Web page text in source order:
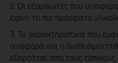
2. Οι εξομοιωτές που
έχουν το πιο πρόσφατο
3. Τα χαρακτηριστικά που
αναφορά και η
εξαρτάται από τους τοπικούς